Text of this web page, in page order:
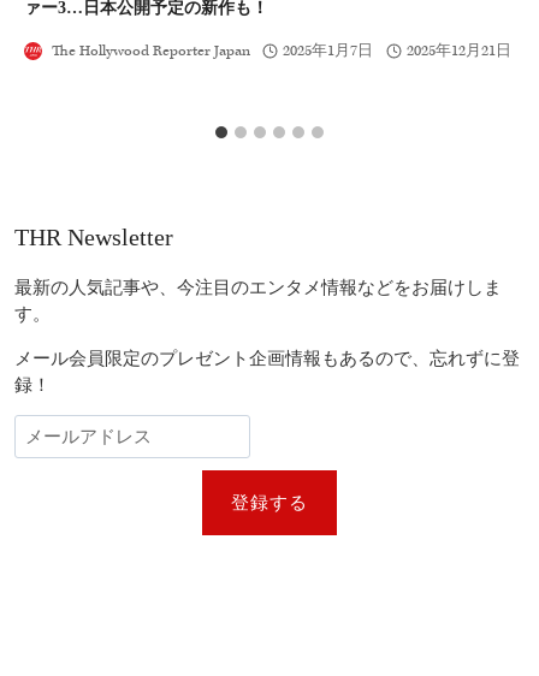
ァー3…日本公開予定の新作も！
The Hollywood Reporter Japan 2025年1月7日 2025年12月21日
THR Newsletter
最新の人気記事や、今注目のエンタメ情報などをお届けしま
す。
メール会員限定のプレゼント企画情報もあるので、忘れずに登
録！
登録する